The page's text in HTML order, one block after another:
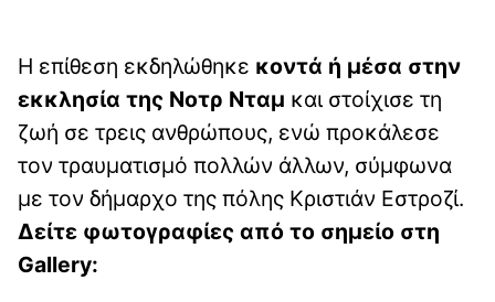
Η επίθεση εκδηλώθηκε κοντά ή μέσα στην
εκκλησία της Νοτρ Νταμ και στοίχισε τη
ζωή σε τρεις ανθρώπους, ενώ προκάλεσε
τον τραυματισμό πολλών άλλων, σύμφωνα
με τον δήμαρχο της πόλης Κριστιάν Εστροζί.
Δείτε φωτογραφίες από το σημείο στη
Gallery: